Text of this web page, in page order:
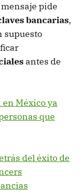
pide
bancarias,
supuesto
antes de
México ya
que
del éxito de